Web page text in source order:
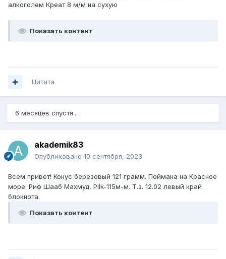
алкоголем Креат 8 м/м на сухую
Показать контент
Цитата
6 месяцев спустя...
akademik83
Опубликовано 10 сентября, 2023
Всем привет! Конус березовый 121 грамм. Поймана на Красное
море: Риф Шааб Махмуд, Pilk-115м-м. Т.з. 12.02 левый край
блокнота.
Показать контент